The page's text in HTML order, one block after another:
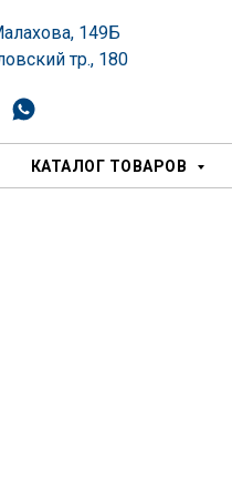
149Б
тр., 180
КАТАЛОГ ТОВАРОВ